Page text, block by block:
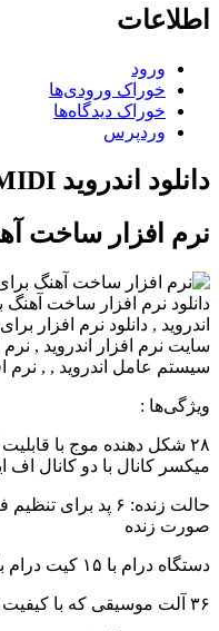
اطلاعات
ورود
خوراک ورودی‌ها
خوراک دیدگاه‌ها
وردپرس
دانلود اندروید MIDI
نرم افزار ساخت
ویژگی‌ها :
میکسر کانال با دو کانال اف
حالت زنده: ۶ پد
صورت زنده
دستگاه درام با ۱۵ کیت درام با کیفیت
۳۶ آلت موسیقی که با کیفیت بالا نمونه‌برداری گردیده